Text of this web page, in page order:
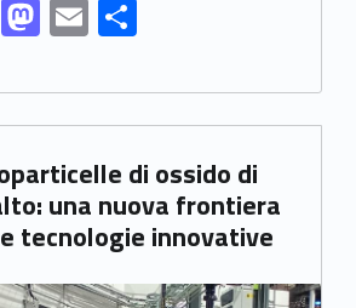
ac
M
as
to
d
o
n
E
m
ai
l
S
ar
e
72635 di ossido di
una nuova frontiera
tecnologie innovative